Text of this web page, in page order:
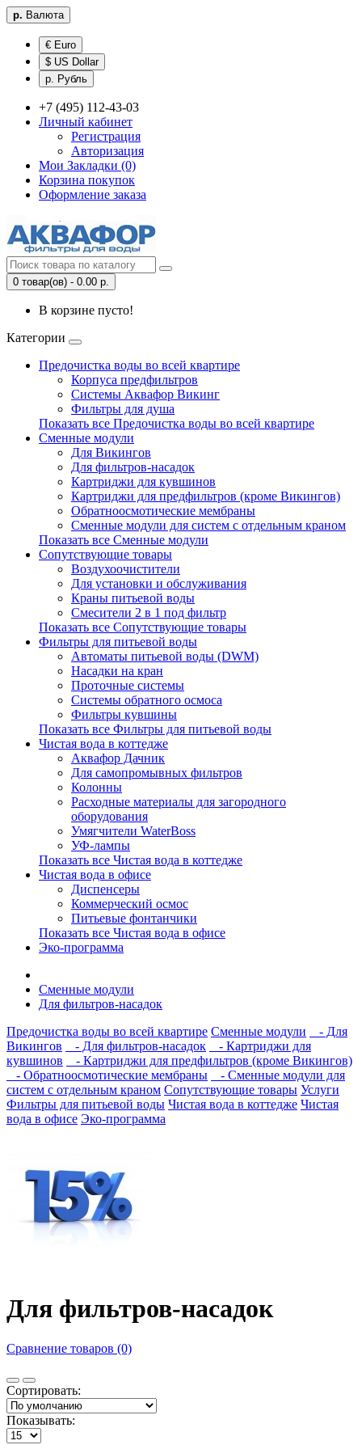
р. Валюта
€ Euro
$ US Dollar
р. Рубль
+7 (495) 112-43-03
Личный кабинет
Регистрация
Авторизация
Мои Закладки (0)
Корзина покупок
Оформление заказа
0 товар(ов) - 0.00 р.
В корзине пусто!
Категории
Предочистка воды во всей квартире
Корпуса предфильтров
Системы Аквафор Викинг
Фильтры для душа
Показать все Предочистка воды во всей квартире
Сменные модули
Для Викингов
Для фильтров-насадок
Картриджи для кувшинов
Картриджи для предфильтров (кроме Викингов)
Обратноосмотические мембраны
Сменные модули для систем с отдельным краном
Показать все Сменные модули
Сопутствующие товары
Воздухоочистители
Для установки и обслуживания
Краны питьевой воды
Смесители 2 в 1 под фильтр
Показать все Сопутствующие товары
Фильтры для питьевой воды
Автоматы питьевой воды (DWM)
Насадки на кран
Проточные системы
Системы обратного осмоса
Фильтры кувшины
Показать все Фильтры для питьевой воды
Чистая вода в коттедже
Аквафор Дачник
Для самопромывных фильтров
Колонны
Расходные материалы для загородного
оборудования
Умягчители WaterBoss
УФ-лампы
Показать все Чистая вода в коттедже
Чистая вода в офисе
Диспенсеры
Коммерческий осмос
Питьевые фонтанчики
Показать все Чистая вода в офисе
Эко-программа
Сменные модули
Для фильтров-насадок
Предочистка воды во всей квартире Сменные модули
- Для
Викингов
- Для фильтров-насадок
- Картриджи для
кувшинов
- Картриджи для предфильтров (кроме Викингов)
- Обратноосмотические мембраны
- Сменные модули для
систем с отдельным краном Сопутствующие товары Услуги
Фильтры для питьевой воды Чистая вода в коттедже Чистая
вода в офисе Эко-программа
Для фильтров-насадок
Сравнение товаров (0)
Сортировать:
Показывать: